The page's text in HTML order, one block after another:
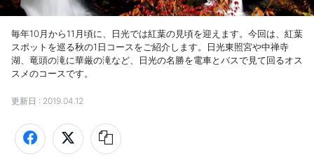
毎年10月から11月頃に、日光では紅葉の見頃を迎えます。今回は、紅葉
スポットを巡る秋の1日コースをご紹介します。日光東照宮や中禅寺
湖、竜頭の滝に華厳の滝など、日光の名勝を電車とバスで見て回るオス
スメのコースです。
更新日 : 2019.04.12